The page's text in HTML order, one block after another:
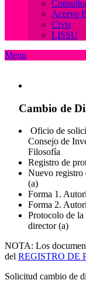
Acervo
Civis
LISSU
Menu
Cambio de
Oficio de
Consejo de
Filosofía
Registro de
Nuevo registro
(a)
Forma 1.
Forma 2.
Protocolo de la
director (a)
NOTA: Los
del REGISTRO DE
Solicitud cambio de